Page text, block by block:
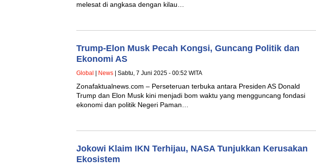
melesat di angkasa dengan kilau…
Trump-Elon Musk Pecah Kongsi, Guncang Politik dan
Ekonomi AS
Global News | Sabtu, 7 Juni 2025 - 00:52 WITA
Zonafaktualnews.com – Perseteruan terbuka antara Presiden AS Donald
Trump dan Elon Musk kini menjadi bom waktu yang mengguncang fondasi
ekonomi dan politik Negeri Paman…
Jokowi Klaim IKN Terhijau, NASA Tunjukkan Kerusakan
Ekosistem